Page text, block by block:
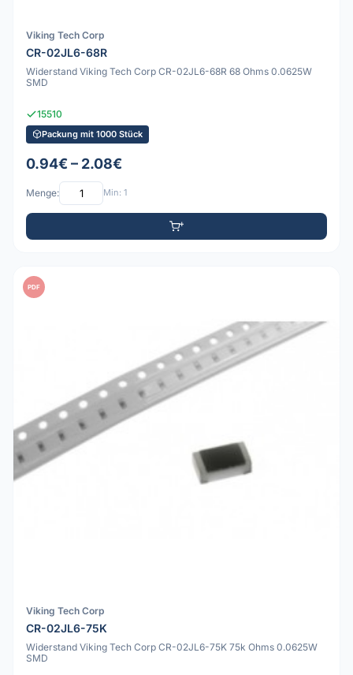
Viking Tech Corp
CR-02JL6-68R
Widerstand Viking Tech Corp CR-02JL6-68R 68 Ohms 0.0625W
SMD
15510
Packung mit 1000 Stück
0.94€ – 2.08€
Menge: Min: 1
PDF
Viking Tech Corp
CR-02JL6-75K
Widerstand Viking Tech Corp CR-02JL6-75K 75k Ohms 0.0625W
SMD